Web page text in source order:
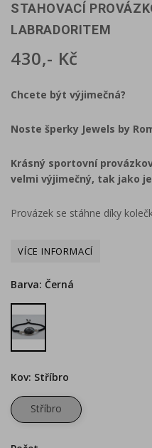
STAHOVACÍ
LABRADORITEM
430,- Kč
Chcete být výjimečná?
Noste šperky Jewels by
Krásný sportovní
velmi výjimečný, tak jako
Provázek se stáhne díky
Barva: Černá
Černá
Kov: Stříbro
Stříbro